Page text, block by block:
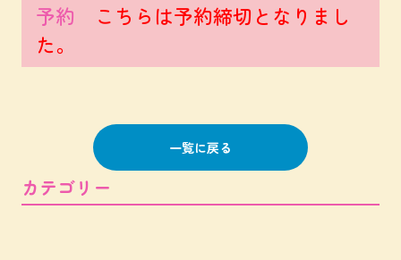
予約
こちらは予約締切となりまし
た。
一覧に戻る
カテゴリー